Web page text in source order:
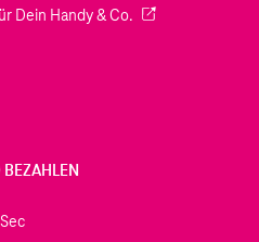
Dein Handy & Co. (Wird in einem